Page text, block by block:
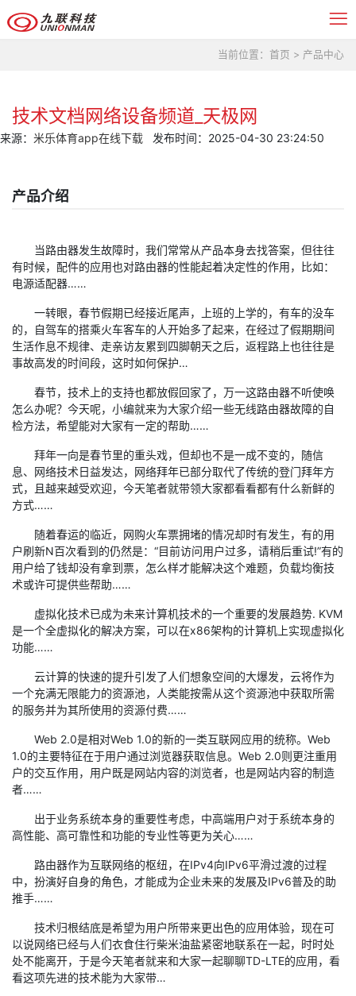
当前位置： 首页 > 产品中心
技术文档网络设备频道_天极网
来源： 米乐体育app在线下载 发布时间：2025-04-30 23:24:50
产品介绍
当路由器发生故障时，我们常常从产品本身去找答案，但往往
有时候，配件的应用也对路由器的性能起着决定性的作用，比如：
电源适配器……
一转眼，春节假期已经接近尾声，上班的上学的，有车的没车
的，自驾车的搭乘火车客车的人开始多了起来，在经过了假期期间
生活作息不规律、走亲访友累到四脚朝天之后，返程路上也往往是
事故高发的时间段，这时如何保护…
春节，技术上的支持也都放假回家了，万一这路由器不听使唤
怎么办呢？今天呢，小编就来为大家介绍一些无线路由器故障的自
检方法，希望能对大家有一定的帮助……
拜年一向是春节里的重头戏，但却也不是一成不变的，随信
息、网络技术日益发达，网络拜年已部分取代了传统的登门拜年方
式，且越来越受欢迎，今天笔者就带领大家都看看都有什么新鲜的
方式……
随着春运的临近，网购火车票拥堵的情况却时有发生，有的用
户刷新N百次看到的仍然是：“目前访问用户过多，请稍后重试!”有的
用户给了钱却没有拿到票，怎么样才能解决这个难题，负载均衡技
术或许可提供些帮助……
虚拟化技术已成为未来计算机技术的一个重要的发展趋势. KVM
是一个全虚拟化的解决方案，可以在x86架构的计算机上实现虚拟化
功能……
云计算的快速的提升引发了人们想象空间的大爆发，云将作为
一个充满无限能力的资源池，人类能按需从这个资源池中获取所需
的服务并为其所使用的资源付费……
Web 2.0是相对Web 1.0的新的一类互联网应用的统称。Web
1.0的主要特征在于用户通过浏览器获取信息。Web 2.0则更注重用
户的交互作用，用户既是网站内容的浏览者，也是网站内容的制造
者……
出于业务系统本身的重要性考虑，中高端用户对于系统本身的
高性能、高可靠性和功能的专业性等更为关心……
路由器作为互联网络的枢纽，在IPv4向IPv6平滑过渡的过程
中，扮演好自身的角色，才能成为企业未来的发展及IPv6普及的助
推手……
技术归根结底是希望为用户所带来更出色的应用体验，现在可
以说网络已经与人们衣食住行柴米油盐紧密地联系在一起，时时处
处不能离开，于是今天笔者就来和大家一起聊聊TD-LTE的应用，看
看这项先进的技术能为大家带…